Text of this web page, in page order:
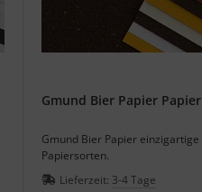
Gmund Bier Papier Papier
Gmund Bier Papier einzigartige
Papiersorten.
Lieferzeit: 3-4 Tage